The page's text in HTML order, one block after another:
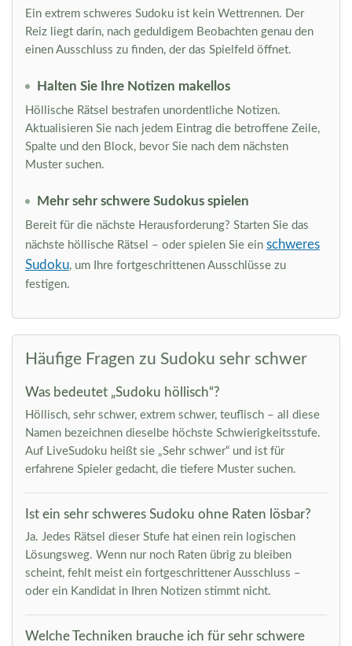
Ein extrem schweres Sudoku ist kein Wettrennen. Der
Reiz liegt darin, nach geduldigem Beobachten genau den
einen Ausschluss zu finden, der das Spielfeld öffnet.
Halten Sie Ihre Notizen makellos
Höllische Rätsel bestrafen unordentliche Notizen.
Aktualisieren Sie nach jedem Eintrag die betroffene Zeile,
Spalte und den Block, bevor Sie nach dem nächsten
Muster suchen.
Mehr sehr schwere Sudokus spielen
Bereit für die nächste Herausforderung? Starten Sie das
nächste höllische Rätsel – oder spielen Sie ein schweres
Sudoku, um Ihre fortgeschrittenen Ausschlüsse zu
festigen.
Häufige Fragen zu Sudoku sehr schwer
Was bedeutet „Sudoku höllisch“?
Höllisch, sehr schwer, extrem schwer, teuflisch – all diese
Namen bezeichnen dieselbe höchste Schwierigkeitsstufe.
Auf LiveSudoku heißt sie „Sehr schwer“ und ist für
erfahrene Spieler gedacht, die tiefere Muster suchen.
Ist ein sehr schweres Sudoku ohne Raten lösbar?
Ja. Jedes Rätsel dieser Stufe hat einen rein logischen
Lösungsweg. Wenn nur noch Raten übrig zu bleiben
scheint, fehlt meist ein fortgeschrittener Ausschluss –
oder ein Kandidat in Ihren Notizen stimmt nicht.
Welche Techniken brauche ich für sehr schwere